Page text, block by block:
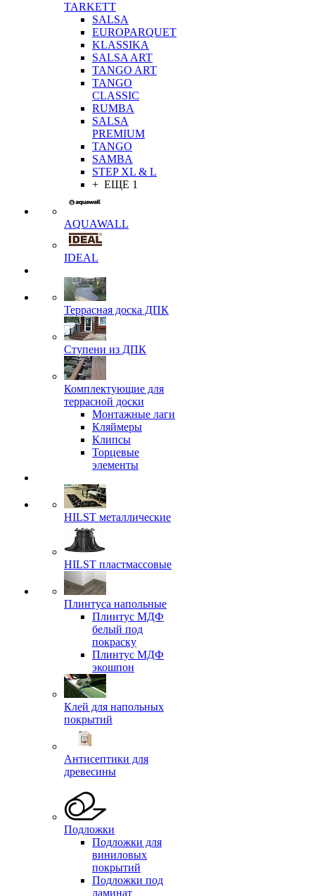
TARKETT
SALSA
EUROPARQUET
KLASSIKA
SALSA ART
TANGO ART
TANGO
CLASSIC
RUMBA
SALSA
PREMIUM
TANGO
SAMBA
STEP XL & L
+ ЕЩЕ 1
AQUAWALL
IDEAL
Террасная доска ДПК
Ступени из ДПК
Комплектующие для
террасной доски
Монтажные лаги
Кляймеры
Клипсы
Торцевые
элементы
HILST металлические
HILST пластмассовые
Плинтуса напольные
Плинтус МДФ
белый под
покраску
Плинтус МДФ
экошпон
Клей для напольных
покрытий
Антисептики для
древесины
Подложки
Подложки для
виниловых
покрытий
Подложки под
ламинат